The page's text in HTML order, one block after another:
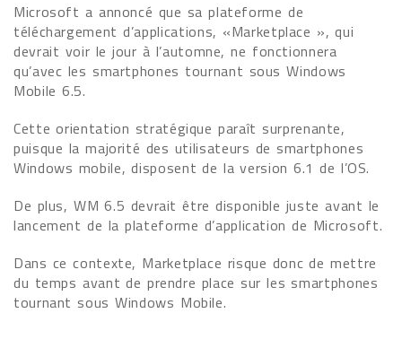
Microsoft a annoncé que sa plateforme de
téléchargement d’applications, «Marketplace », qui
devrait voir le jour à l’automne, ne fonctionnera
qu’avec les smartphones tournant sous Windows
Mobile 6.5.
Cette orientation stratégique paraît surprenante,
puisque la majorité des utilisateurs de smartphones
Windows mobile, disposent de la version 6.1 de l’OS.
De plus, WM 6.5 devrait être disponible juste avant le
lancement de la plateforme d’application de Microsoft.
Dans ce contexte, Marketplace risque donc de mettre
du temps avant de prendre place sur les smartphones
tournant sous Windows Mobile.